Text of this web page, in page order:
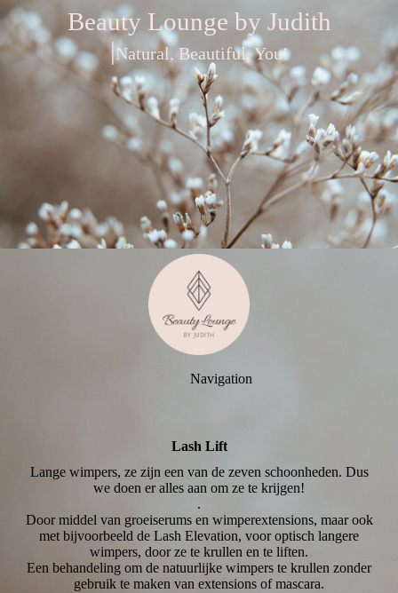
Beauty Lounge by Judith
|Natural, Beautiful, You!
Navigation
Lash Lift
Lange wimpers, ze zijn een van de zeven schoonheden. Dus
we doen er alles aan om ze te krijgen!
.
Door middel van groeiserums en wimperextensions, maar ook
met bijvoorbeeld de Lash Elevation, voor optisch langere
wimpers, door ze te krullen en te liften.
Een behandeling om de natuurlijke wimpers te krullen zonder
gebruik te maken van extensions of mascara.